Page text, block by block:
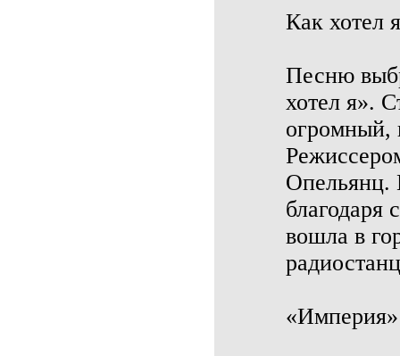
Как хотел я
Песню
хотел я».
огромный,
Опельянц.
благодаря
вошла в
«Империя»